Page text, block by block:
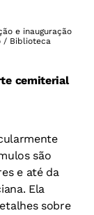
e inauguração
/ Biblioteca
cemiterial
são
e até da
Ela
sobre